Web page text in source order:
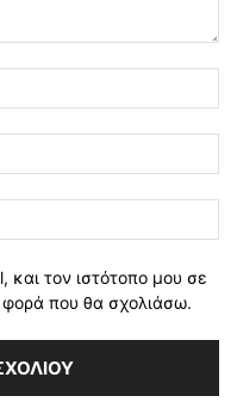
τον ιστότοπο μου σε
φορά που θα σχολιάσω.